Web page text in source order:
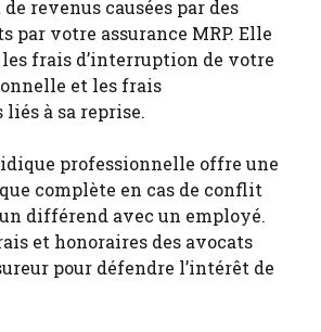
revenus causées par des
par votre assurance MRP. Elle
frais d’interruption de votre
et les frais
à sa reprise.
professionnelle offre une
complète en cas de conflit
différend avec un employé.
et honoraires des avocats
pour défendre l’intérêt de